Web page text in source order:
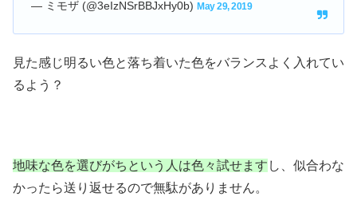
— ミモザ (@3eIzNSrBBJxHy0b) May 29, 2019
見た感じ明るい色と落ち着いた色をバランスよく入れてい
るよう？
地味な色を選びがちという人は色々試せます し、似合わな
かったら送り返せるので無駄がありません。